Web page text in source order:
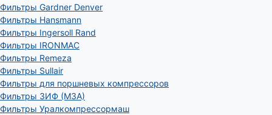
Фильтры Gardner Denver
Фильтры Hansmann
Фильтры Ingersoll Rand
Фильтры IRONMAC
Фильтры Remeza
Фильтры Sullair
Фильтры для поршневых компрессоров
Фильтры ЗИФ (МЗА)
Фильтры Уралкомпрессормаш